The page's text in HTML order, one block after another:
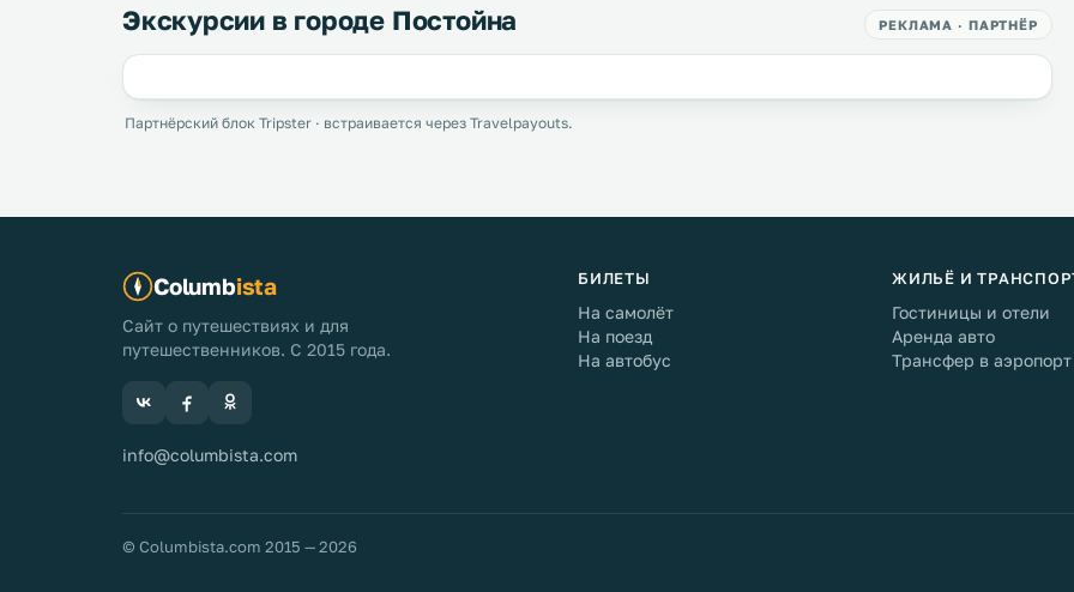
Экскурсии в городе Постойна РЕКЛАМА · ПАРТНЁР
Партнёрский блок Tripster · встраивается через Travelpayouts.
Columbista
Сайт о путешествиях и для
путешественников. С 2015 года.
info@columbista.com
БИЛЕТЫ
На самолёт
На поезд
На автобус
ЖИЛЬЁ И
Гостиницы и отели
Аренда авто
Трансфер в аэропорт
© Columbista.com 2015 — 2026